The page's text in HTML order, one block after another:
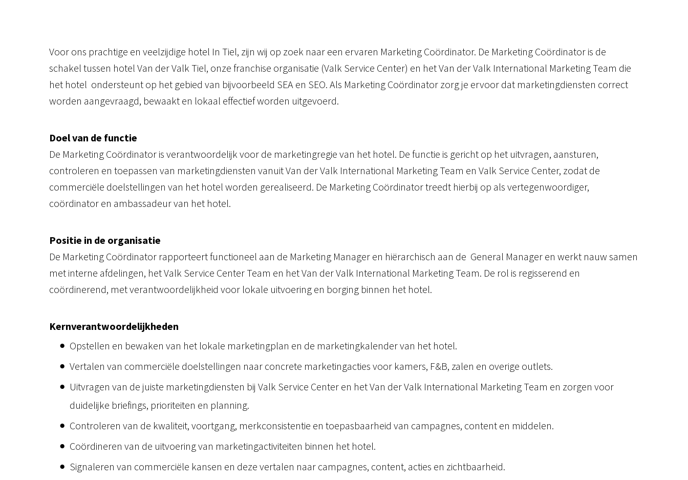
Voor ons prachtige en veelzijdige hotel In Tiel, zijn wij op zoek naar een ervaren Marketing Coördinator. De Marketing Coördinator is de
schakel tussen hotel Van der Valk Tiel, onze franchise organisatie (Valk Service Center) en het Van der Valk International Marketing Team die
het hotel ondersteunt op het gebied van bijvoorbeeld SEA en SEO. Als Marketing Coördinator zorg je ervoor dat marketingdiensten correct
worden aangevraagd, bewaakt en lokaal effectief worden uitgevoerd.
Doel van de functie
De Marketing Coördinator is verantwoordelijk voor de marketingregie van het hotel. De functie is gericht op het uitvragen, aansturen,
controleren en toepassen van marketingdiensten vanuit Van der Valk International Marketing Team en Valk Service Center, zodat de
commerciële doelstellingen van het hotel worden gerealiseerd. De Marketing Coördinator treedt hierbij op als vertegenwoordiger,
coördinator en ambassadeur van het hotel.
Positie in de organisatie
De Marketing Coördinator rapporteert functioneel aan de Marketing Manager en hiërarchisch aan de General Manager en werkt nauw samen
met interne afdelingen, het Valk Service Center Team en het Van der Valk International Marketing Team. De rol is regisserend en
coördinerend, met verantwoordelijkheid voor lokale uitvoering en borging binnen het hotel.
Kernverantwoordelijkheden
Opstellen en bewaken van het lokale marketingplan en de marketingkalender van het hotel.
Vertalen van commerciële doelstellingen naar concrete marketingacties voor kamers, F&B, zalen en overige outlets.
Uitvragen van de juiste marketingdiensten bij Valk Service Center en het Van der Valk International Marketing Team en zorgen voor
duidelijke briefings, prioriteiten en planning.
Controleren van de kwaliteit, voortgang, merkconsistentie en toepasbaarheid van campagnes, content en middelen.
Coördineren van de uitvoering van marketingactiviteiten binnen het hotel.
Signaleren van commerciële kansen en deze vertalen naar campagnes, content, acties en zichtbaarheid.